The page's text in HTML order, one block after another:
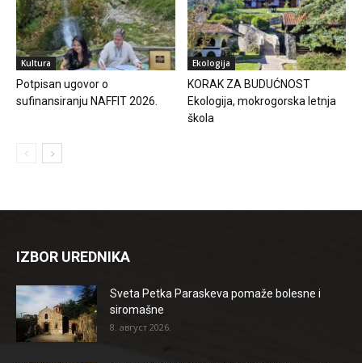
Kultura
Potpisan ugovor o
sufinansiranju NAFFIT 2026.
Ekologija
KORAK ZA BUDUĆNOST
Ekologija, mokrogorska letnja
škola
IZBOR UREDNIKA
Sveta Petka Paraskeva pomaže bolesne i
siromašne
8. август 2026.